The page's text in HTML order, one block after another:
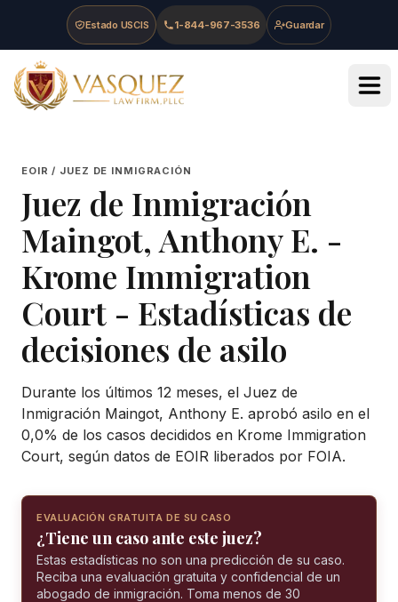
Skip to main content
Skip to navigation
Skip to footer
Estado USCIS 1-844-967-3536 Guardar
Vasquez Law Firm - Home
EOIR / JUEZ DE INMIGRACIÓN
Juez de Inmigración
Maingot, Anthony E. -
Krome Immigration
Court - Estadísticas de
decisiones de asilo
Durante los últimos 12 meses, el Juez de
Inmigración Maingot, Anthony E. aprobó asilo en el
0,0% de los casos decididos en Krome Immigration
Court, según datos de EOIR liberados por FOIA.
EVALUACIÓN GRATUITA DE SU CASO
¿Tiene un caso ante este juez?
Estas estadísticas no son una predicción de su caso.
Reciba una evaluación gratuita y confidencial de un
abogado de inmigración. Toma menos de 30